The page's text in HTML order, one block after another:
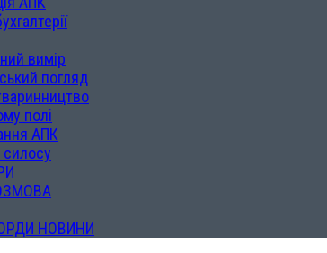
вимір
погляд
полі
АПК
силосу
НОВИНИ